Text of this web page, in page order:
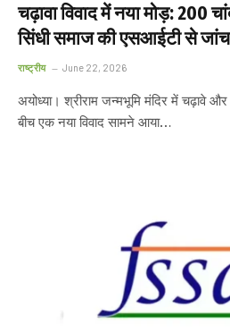
चढ़ावा विवाद में नया मोड़: 200
सिंधी समाज की एसआईटी से जांच
राष्ट्रीय June 22, 2026
अयोध्या। श्रीराम जन्मभूमि मंदिर में चढ़ावे
बीच एक नया विवाद सामने आया…